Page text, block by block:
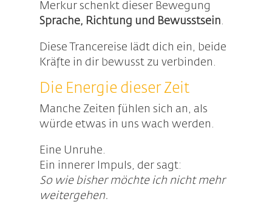
Merkur schenkt dieser Bewegung
Sprache, Richtung und Bewusstsein.
Diese Trancereise lädt dich ein, beide
Kräfte in dir bewusst zu verbinden.
Die Energie dieser Zeit
Manche Zeiten fühlen sich an, als
würde etwas in uns wach werden.
Eine Unruhe.
Ein innerer Impuls, der sagt:
So wie bisher möchte ich nicht mehr
weitergehen.